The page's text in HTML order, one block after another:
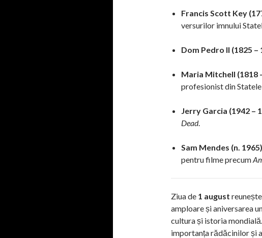
Francis Scott Key
versurilor imnului
Dom Pedro II (1825 –
Maria Mitchell (1818
profesionist din Statele
Jerry Garcia (1942 –
Dead.
Sam Mendes (n. 1965)
pentru filme precum
Ziua de 1 august
amploare și aniversarea
cultura și istoria
importanța rădăcinilor și